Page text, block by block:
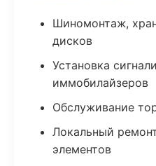
Шиномонтаж,
дисков
Установка
иммобилайзеров
Обслуживание
Локальный
элементов